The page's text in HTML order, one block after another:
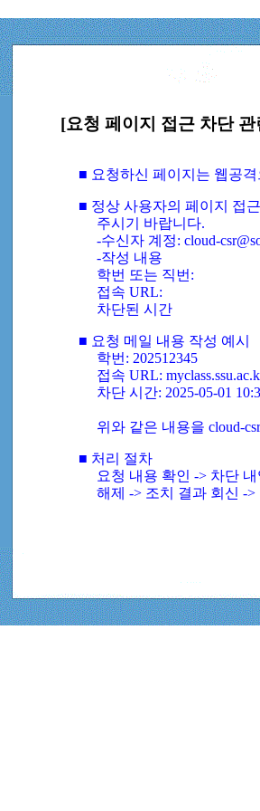
[요청 페이지 접근 차단 관
■ 요청하신 페이지는 웹공
■ 정상 사용자의 페이지 접
주시기 바랍니다.
-수신자 계정: cloud-
-작성 내용
학번 또는 직번:
접속 URL:
차단된 시간
■ 요청 메일 내용 작성 예시
학번: 202512345
접속 URL:
차단 시간: 2025-05-01
위와 같은 내용을 cloud-
■ 처리 절차
요청 내용 확인 -> 차단
해제 -> 조치 결과 회신 ->